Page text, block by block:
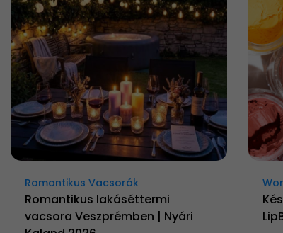
Romantikus Vacsorák
Romantikus lakáséttermi
vacsora Veszprémben | Nyári